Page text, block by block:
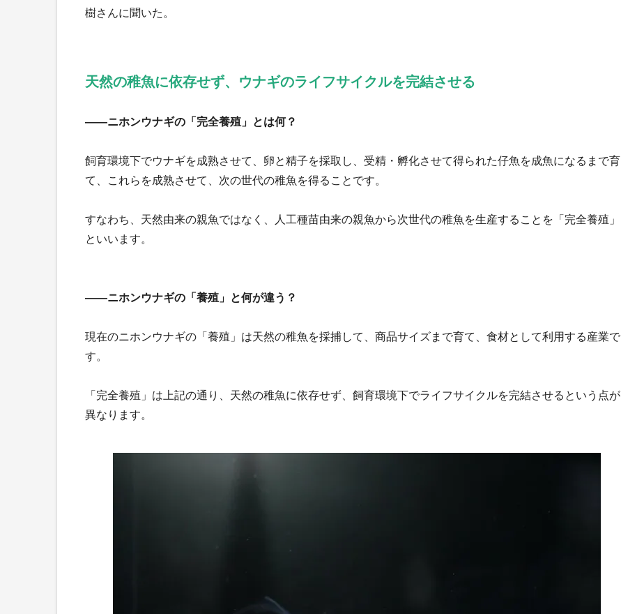
樹さんに聞いた。
天然の稚魚に依存せず、ウナギのライフサイクルを完結させる
――ニホンウナギの「完全養殖」とは何？
飼育環境下でウナギを成熟させて、卵と精子を採取し、受精・孵化させて得られた仔魚を成魚になるまで育
て、これらを成熟させて、次の世代の稚魚を得ることです。
すなわち、天然由来の親魚ではなく、人工種苗由来の親魚から次世代の稚魚を生産することを「完全養殖」
といいます。
――ニホンウナギの「養殖」と何が違う？
現在のニホンウナギの「養殖」は天然の稚魚を採捕して、商品サイズまで育て、食材として利用する産業で
す。
「完全養殖」は上記の通り、天然の稚魚に依存せず、飼育環境下でライフサイクルを完結させるという点が
異なります。